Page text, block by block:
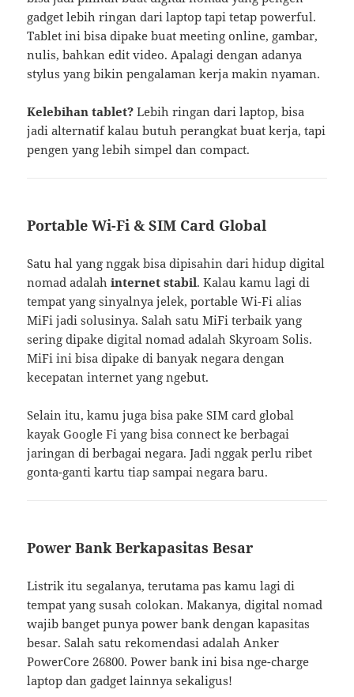
gadget lebih ringan dari laptop tapi tetap powerful.
Tablet ini bisa dipake buat meeting online, gambar,
nulis, bahkan edit video. Apalagi dengan adanya
stylus yang bikin pengalaman kerja makin nyaman.
Kelebihan tablet? Lebih ringan dari laptop, bisa
jadi alternatif kalau butuh perangkat buat kerja, tapi
pengen yang lebih simpel dan compact.
Portable Wi-Fi & SIM Card Global
Satu hal yang nggak bisa dipisahin dari hidup digital
nomad adalahinternet stabil. Kalau kamu lagi di
tempat yang sinyalnya jelek, portable Wi-Fi alias
MiFi jadi solusinya. Salah satu MiFi terbaik yang
sering dipake digital nomad adalah Skyroam Solis.
MiFi ini bisa dipake di banyak negara dengan
kecepatan internet yang ngebut.
Selain itu, kamu juga bisa pake SIM card global
kayak Google Fi yang bisa connect ke berbagai
jaringan di berbagai negara. Jadi nggak perlu ribet
gonta-ganti kartu tiap sampai negara baru.
Power Bank Berkapasitas Besar
Listrik itu segalanya, terutama pas kamu lagi di
tempat yang susah colokan. Makanya, digital nomad
wajib banget punya power bank dengan kapasitas
besar. Salah satu rekomendasi adalah Anker
PowerCore 26800. Power bank ini bisa nge-charge
laptop dan gadget lainnya sekaligus!